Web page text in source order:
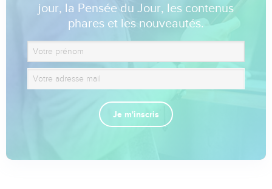
jour, la Pensée du Jour, les contenus
phares et les nouveautés.
Je m'inscris